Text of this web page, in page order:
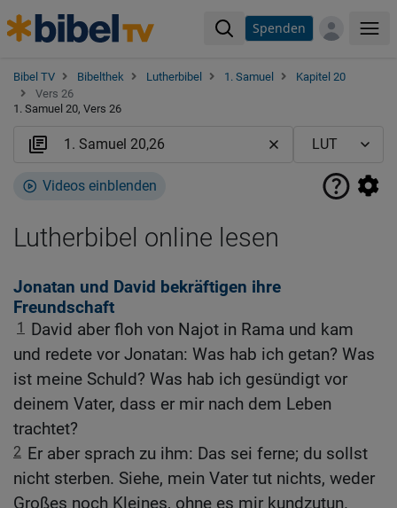
Spenden
Bibel TV Bibelthek Lutherbibel 1. Samuel
Kapitel 20
Vers 26
1. Samuel 20, Vers 26
Videos einblenden
Lutherbibel online lesen
Jonatan und David bekräftigen ihre
Freundschaft
1
David aber floh von Najot in Rama und kam
und redete vor Jonatan: Was hab ich getan? Was
ist meine Schuld? Was hab ich gesündigt vor
deinem Vater, dass er mir nach dem Leben
trachtet?
2 Er aber sprach zu ihm: Das sei ferne; du sollst
nicht sterben. Siehe, mein Vater tut nichts, weder
Großes noch Kleines, ohne es mir kundzutun.